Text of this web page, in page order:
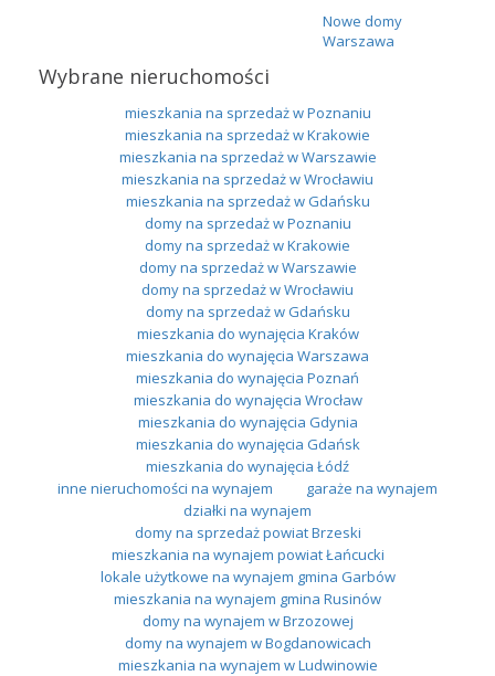
Nowe domy
Warszawa
Wybrane nieruchomości
mieszkania na sprzedaż w Poznaniu
mieszkania na sprzedaż w Krakowie
mieszkania na sprzedaż w Warszawie
mieszkania na sprzedaż w Wrocławiu
mieszkania na sprzedaż w Gdańsku
domy na sprzedaż w Poznaniu
domy na sprzedaż w Krakowie
domy na sprzedaż w Warszawie
domy na sprzedaż w Wrocławiu
domy na sprzedaż w Gdańsku
mieszkania do wynajęcia Kraków
mieszkania do wynajęcia Warszawa
mieszkania do wynajęcia Poznań
mieszkania do wynajęcia Wrocław
mieszkania do wynajęcia Gdynia
mieszkania do wynajęcia Gdańsk
mieszkania do wynajęcia Łódź
inne nieruchomości na wynajem
garaże na wynajem
działki na wynajem
domy na sprzedaż powiat Brzeski
mieszkania na wynajem powiat Łańcucki
lokale użytkowe na wynajem gmina Garbów
mieszkania na wynajem gmina Rusinów
domy na wynajem w Brzozowej
domy na wynajem w Bogdanowicach
mieszkania na wynajem w Ludwinowie